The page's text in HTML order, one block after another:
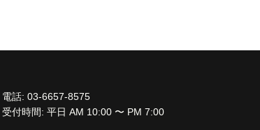
電話: 03-6657-8575
受付時間: 平日 AM 10:00 〜 PM 7:00